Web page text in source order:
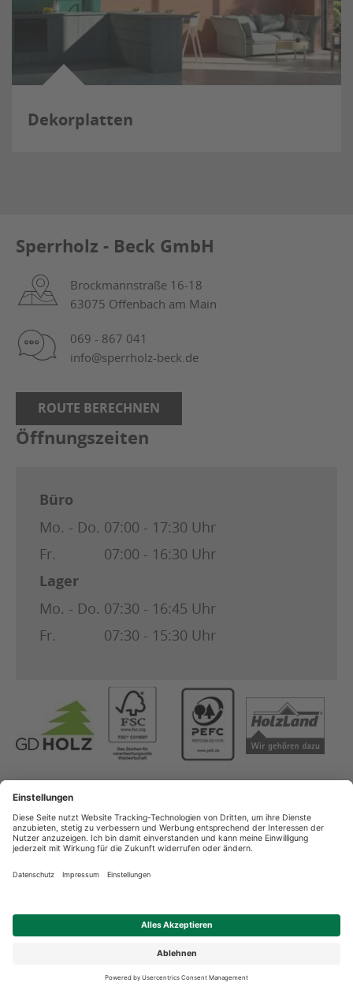
Dekorplatten
Sperrholz - Beck GmbH
Brockmannstraße 16-18
63075 Offenbach am Main
069 - 867 041
info@sperrholz-beck.de
ROUTE BERECHNEN
Öffnungszeiten
Büro
Mo. - Do. 07:00 - 17:30 Uhr
Fr.
07:00 - 16:30 Uhr
Lager
Mo. - Do. 07:30 - 16:45 Uhr
Fr.
07:30 - 15:30 Uhr
AGB
Datenschutz
Impressum